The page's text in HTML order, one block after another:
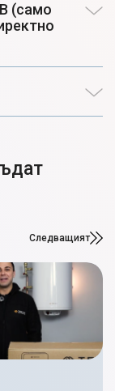
(само
Следващият